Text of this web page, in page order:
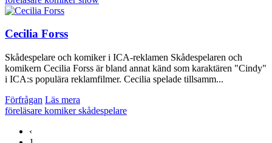
Cecilia Forss
Skådespelare och komiker i ICA-reklamen Skådespelaren och
komikern Cecilia Forss är bland annat känd som karaktären "Cindy"
i ICA:s populära reklamfilmer. Cecilia spelade tillsamm...
Förfrågan Läs mera
föreläsare komikerskådespelare
‹